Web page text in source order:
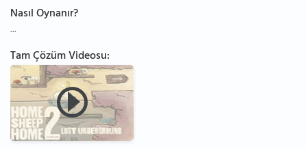
Nasıl Oynanır?
...
Tam Çözüm Videosu: